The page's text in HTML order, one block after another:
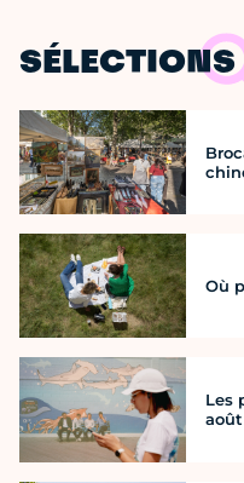
SÉLECTIONS
Où
Les
août